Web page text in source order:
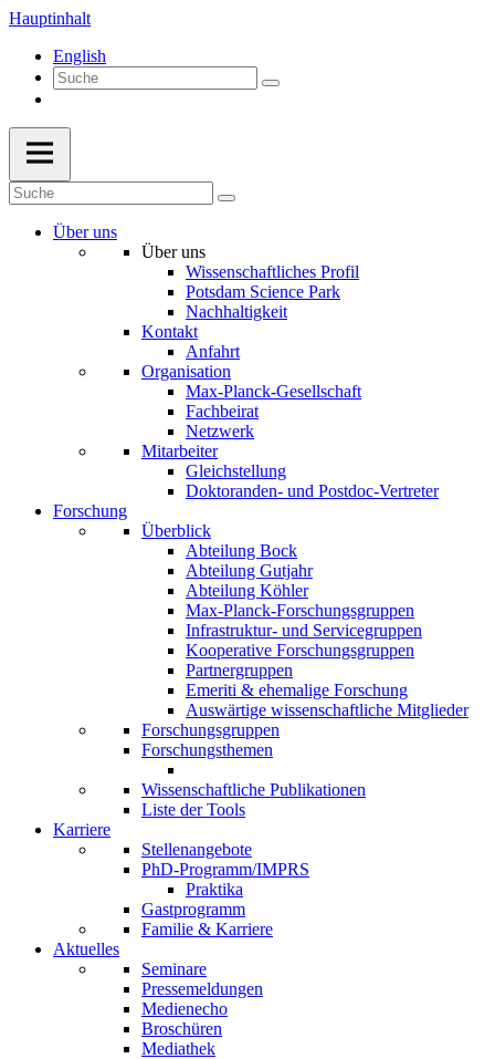
Hauptinhalt
English
Über uns
Über uns
Wissenschaftliches Profil
Potsdam Science Park
Nachhaltigkeit
Kontakt
Anfahrt
Organisation
Max-Planck-Gesellschaft
Fachbeirat
Netzwerk
Mitarbeiter
Gleichstellung
Doktoranden- und Postdoc-Vertreter
Forschung
Überblick
Abteilung Bock
Abteilung Gutjahr
Abteilung Köhler
Max-Planck-Forschungsgruppen
Infrastruktur- und Servicegruppen
Kooperative Forschungsgruppen
Partnergruppen
Emeriti & ehemalige Forschung
Auswärtige wissenschaftliche Mitglieder
Forschungsgruppen
Forschungsthemen
Wissenschaftliche Publikationen
Liste der Tools
Karriere
Stellenangebote
PhD-Programm/IMPRS
Praktika
Gastprogramm
Familie & Karriere
Aktuelles
Seminare
Pressemeldungen
Medienecho
Broschüren
Mediathek